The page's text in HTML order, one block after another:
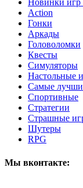
Новинки игр
Action
Гонки
Аркады
Головоломки
Квесты
Симуляторы
Настольные
Самые
Спортивные
Стратегии
Страшные
Шутеры
RPG
Мы вконтакте: